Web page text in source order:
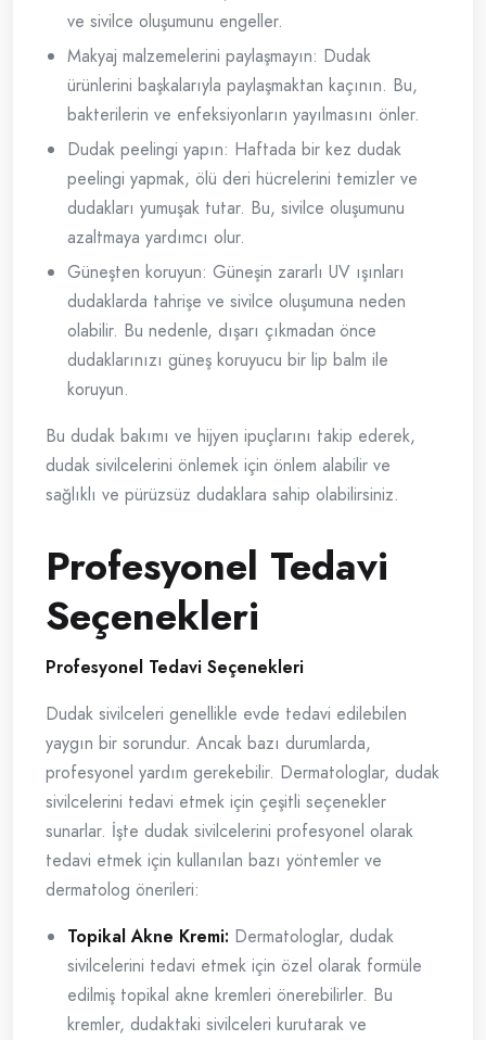
ve sivilce oluşumunu engeller.
Makyaj malzemelerini paylaşmayın: Dudak
ürünlerini başkalarıyla paylaşmaktan kaçının. Bu,
bakterilerin ve enfeksiyonların yayılmasını önler.
Dudak peelingi yapın: Haftada bir kez dudak
peelingi yapmak, ölü deri hücrelerini temizler ve
dudakları yumuşak tutar. Bu, sivilce oluşumunu
azaltmaya yardımcı olur.
Güneşten koruyun: Güneşin zararlı UV ışınları
dudaklarda tahrişe ve sivilce oluşumuna neden
olabilir. Bu nedenle, dışarı çıkmadan önce
dudaklarınızı güneş koruyucu bir lip balm ile
koruyun.
Bu dudak bakımı ve hijyen ipuçlarını takip ederek,
dudak sivilcelerini önlemek için önlem alabilir ve
sağlıklı ve pürüzsüz dudaklara sahip olabilirsiniz.
Profesyonel Tedavi
Seçenekleri
Profesyonel Tedavi Seçenekleri
Dudak sivilceleri genellikle evde tedavi edilebilen
yaygın bir sorundur. Ancak bazı durumlarda,
profesyonel yardım gerekebilir. Dermatologlar, dudak
sivilcelerini tedavi etmek için çeşitli seçenekler
sunarlar. İşte dudak sivilcelerini profesyonel olarak
tedavi etmek için kullanılan bazı yöntemler ve
dermatolog önerileri:
Topikal Akne Kremi: Dermatologlar, dudak
sivilcelerini tedavi etmek için özel olarak formüle
edilmiş topikal akne kremleri önerebilirler. Bu
kremler, dudaktaki sivilceleri kurutarak ve